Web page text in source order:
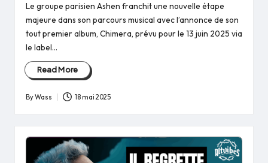
Le groupe parisien Ashen franchit une nouvelle étape
majeure dans son parcours musical avec l’annonce de son
tout premier album, Chimera, prévu pour le 13 juin 2025 via
le label…
Read More
Posted
ByWass 18 mai 2025